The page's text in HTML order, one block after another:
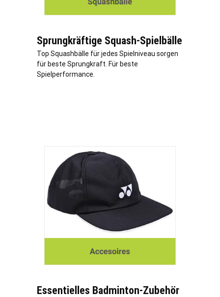
Sprungkräftige Squash-Spielbälle
Top Squashbälle für jedes Spielniveau sorgen
für beste Sprungkraft. Für beste
Spielperformance.
Essentielles Badminton-Zubehör